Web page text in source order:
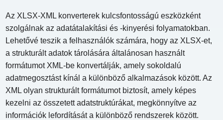
Az XLSX-XML konverterek kulcsfontosságú eszközként
szolgálnak az adatátalakítási és -kinyerési folyamatokban.
Lehetővé teszik a felhasználók számára, hogy az XLSX-et,
a strukturált adatok tárolására általánosan használt
formátumot XML-be konvertálják, amely sokoldalú
adatmegosztást kínál a különböző alkalmazások között. Az
XML olyan strukturált formátumot biztosít, amely képes
kezelni az összetett adatstruktúrákat, megkönnyítve az
információk lefordítását a különböző rendszerek között.